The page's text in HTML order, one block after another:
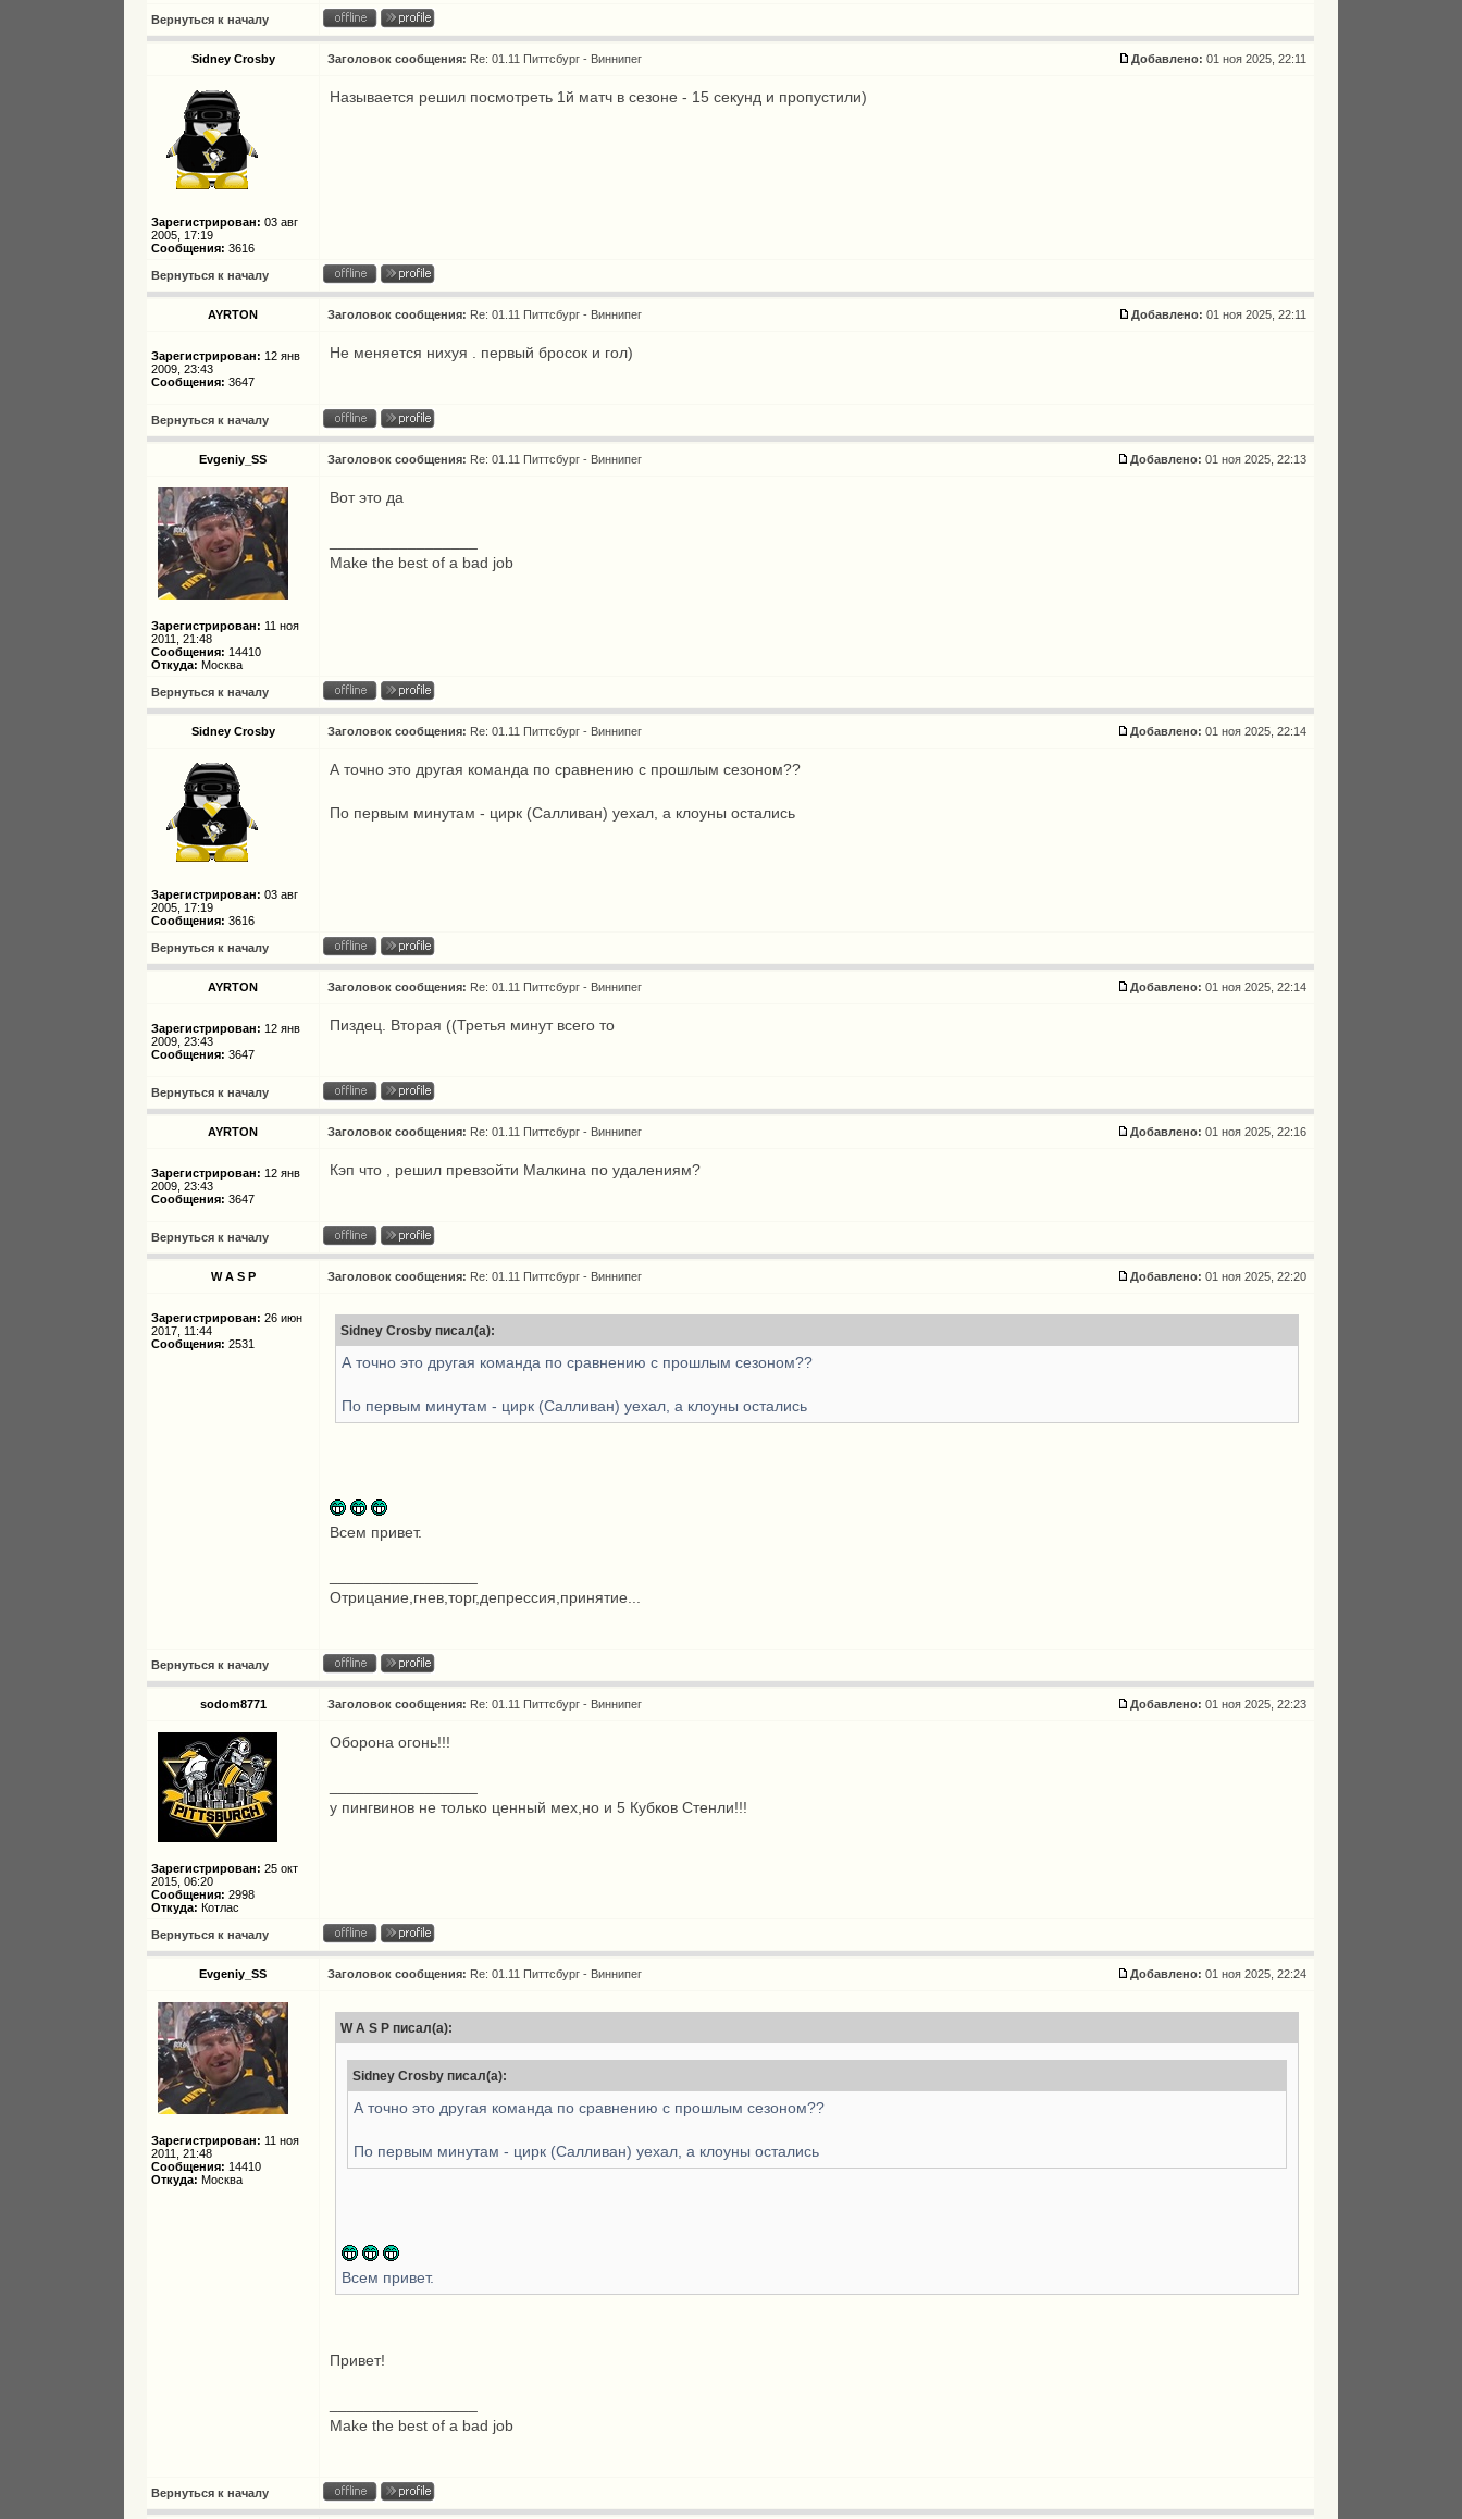
Вернуться к началу
Sidney Crosby Заголовок сообщения: Re: 01.11 Питтсбург - Виннипег Добавлено: 01 ноя 2025, 22:11
Зарегистрирован: 03 авг
2005, 17:19
Сообщения: 3616
Называется решил посмотреть 1й матч в сезоне - 15 секунд и пропустили)
Вернуться к началу
AYRTON Заголовок сообщения: Re: 01.11 Питтсбург - Виннипег Добавлено: 01 ноя 2025, 22:11
Зарегистрирован: 12 янв
2009, 23:43
Сообщения: 3647
Не меняется нихуя . первый бросок и гол)
Вернуться к началу
Evgeniy_SS Заголовок сообщения: Re: 01.11 Питтсбург - Виннипег Добавлено: 01 ноя 2025, 22:13
Зарегистрирован: 11 ноя
2011, 21:48
Сообщения: 14410
Откуда: Москва
Вот это да
Make the best of a bad job
Вернуться к началу
Sidney Crosby Заголовок сообщения: Re: 01.11 Питтсбург - Виннипег Добавлено: 01 ноя 2025, 22:14
Зарегистрирован: 03 авг
2005, 17:19
Сообщения: 3616
А точно это другая команда по сравнению с прошлым сезоном??
По первым минутам - цирк (Салливан) уехал, а клоуны остались
Вернуться к началу
AYRTON Заголовок сообщения: Re: 01.11 Питтсбург - Виннипег Добавлено: 01 ноя 2025, 22:14
Зарегистрирован: 12 янв
2009, 23:43
Сообщения: 3647
Пиздец. Вторая ((Третья минут всего то
Вернуться к началу
AYRTON Заголовок сообщения: Re: 01.11 Питтсбург - Виннипег Добавлено: 01 ноя 2025, 22:16
Зарегистрирован: 12 янв
2009, 23:43
Сообщения: 3647
Кэп что , решил превзойти Малкина по удалениям?
Вернуться к началу
W A S P Заголовок сообщения: Re: 01.11 Питтсбург - Виннипег Добавлено: 01 ноя 2025, 22:20
Зарегистрирован: 26 июн
2017, 11:44
Сообщения: 2531
Sidney Crosby писал(а):
А точно это другая команда по сравнению с прошлым сезоном??
По первым минутам - цирк (Салливан) уехал, а клоуны остались
Всем привет.
Отрицание,гнев,торг,депрессия,принятие...
Вернуться к началу
sodom8771 Заголовок сообщения: Re: 01.11 Питтсбург - Виннипег Добавлено: 01 ноя 2025, 22:23
Зарегистрирован: 25 окт
2015, 06:20
Сообщения: 2998
Откуда: Котлас
Оборона огонь!!!
у пингвинов не только ценный мех,но и 5 Кубков Стенли!!!
Вернуться к началу
Evgeniy_SS Заголовок сообщения: Re: 01.11 Питтсбург - Виннипег Добавлено: 01 ноя 2025, 22:24
Зарегистрирован: 11 ноя
2011, 21:48
Сообщения: 14410
Откуда: Москва
W A S P писал(а):
Sidney Crosby писал(а):
А точно это другая команда по сравнению с прошлым сезоном??
По первым минутам - цирк (Салливан) уехал, а клоуны остались
Всем привет.
Привет!
Make the best of a bad job
Вернуться к началу